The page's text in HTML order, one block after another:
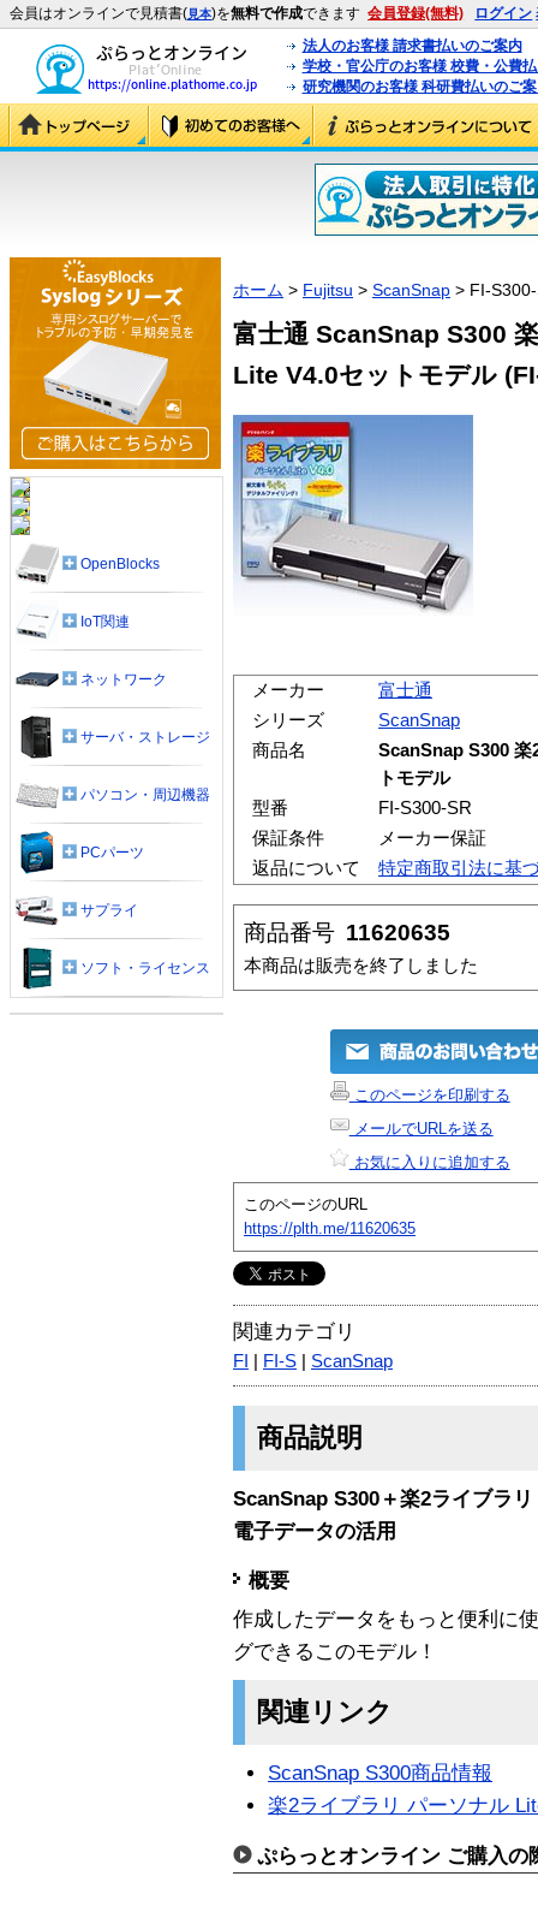
会員はオンラインで見積書(見本)を無料で作成できます 会員登録(無料) ログイン
法人のお客様 請求書払いのご案内
学校・官公庁のお客様 校費・公費
研究機関のお客様 科研費払いのご
ホーム > Fujitsu > ScanSnap > FI-
富士通 ScanSnap S300
Lite V4.0セットモデル
メーカー
富士通
シリーズ
ScanSnap
商品名
ScanSnap S300
トモデル
型番
FI-S300-SR
保証条件
メーカー保証
返品について
特定商取引法に基
商品番号 11620635
本商品は販売を終了しました
このページを印刷する
メールでURLを送る
お気に入りに追加する
このページのURL
https://plth.me/11620635
関連カテゴリ
FI FI-S ScanSnap
商品説明
ScanSnap S300＋楽2ライブラ
電子データの活用
概要
作成したデータをもっと便利に
グできるこのモデル！
関連リンク
ScanSnap S300商品情報
楽2ライブラリ パーソナル
ぷらっとオンライン ご購入の
OpenBlocks
IoT関連
ネットワーク
サーバ・ストレージ
パソコン・周辺機器
PCパーツ
サプライ
ソフト・ライセンス